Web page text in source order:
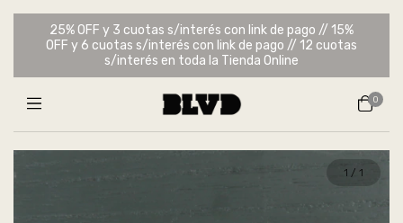
25% OFF y 3 cuotas s/interés con link de pago // 15%
OFF y 6 cuotas s/interés con link de pago // 12 cuotas
s/interés en toda la Tienda Online
0
1 / 1